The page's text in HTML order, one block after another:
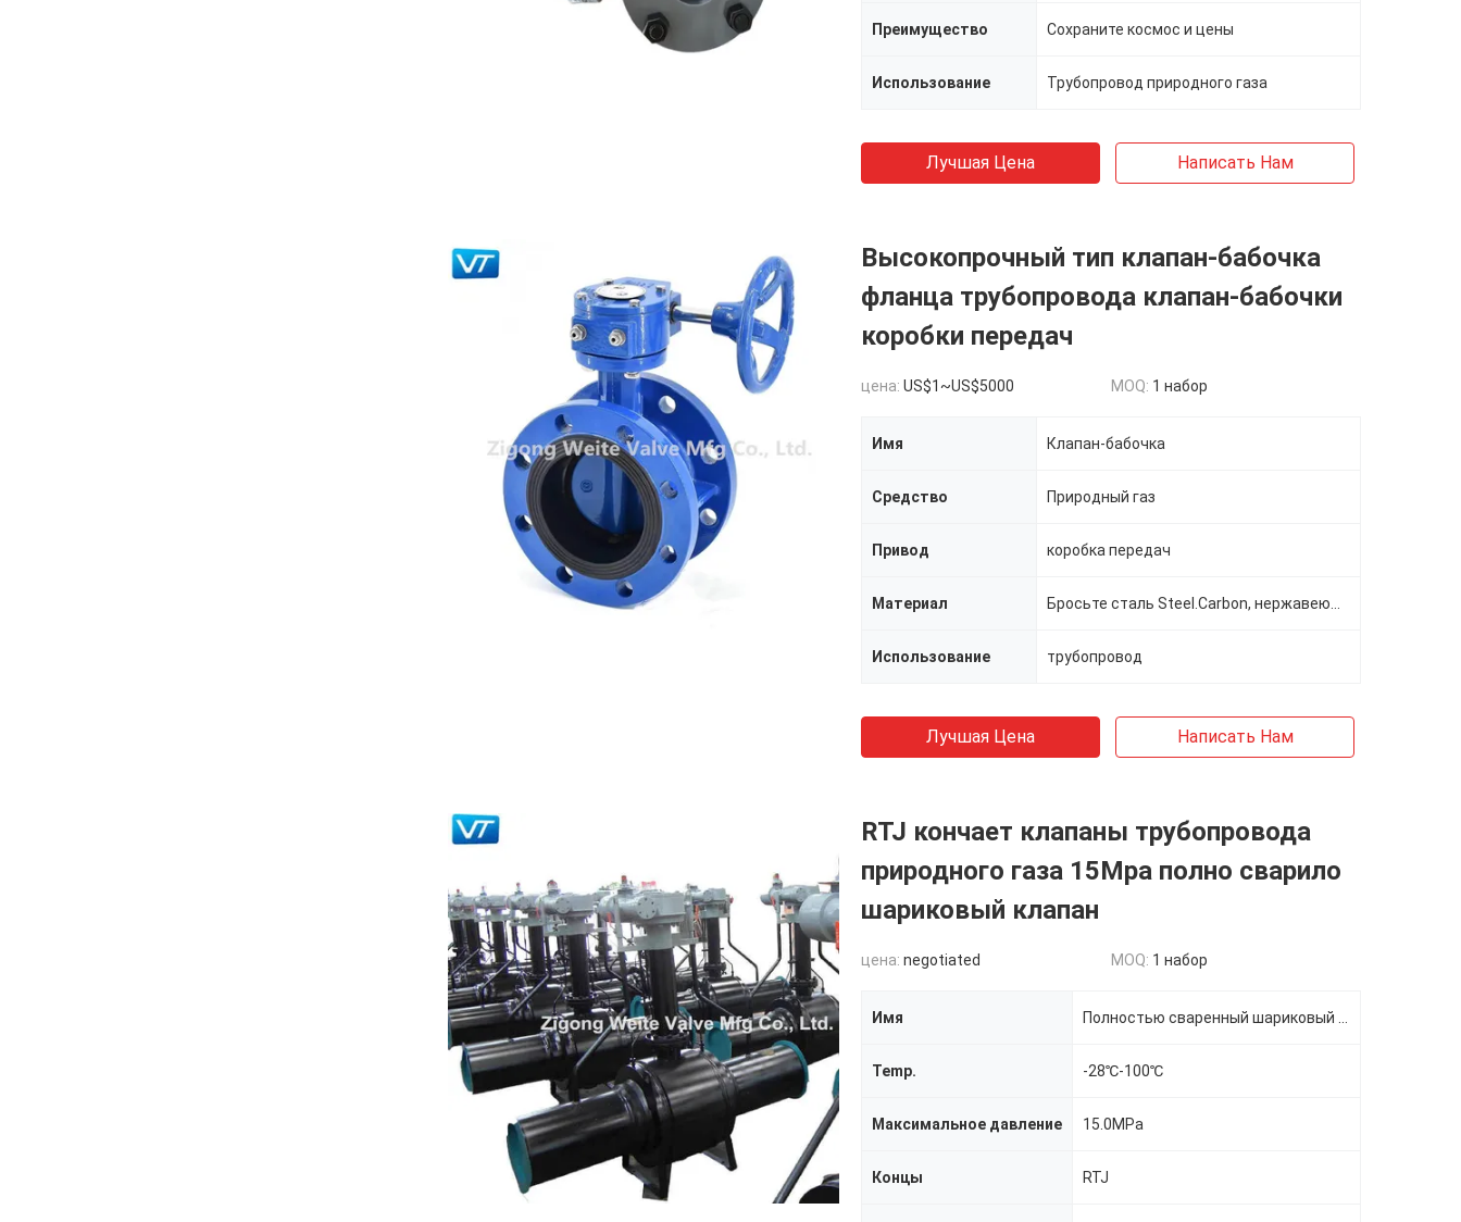
Преимущество Сохраните космос и цены
Использование Трубопровод природного газа
Лучшая Цена Написать Нам
Высокопрочный тип клапан-бабочка
фланца трубопровода клапан-бабочки
коробки передач
цена: US$1~US$5000 MOQ: 1 набор
Имя Клапан-бабочка
Средство Природный газ
Привод коробка передач
Материал
Использование трубопровод
Лучшая Цена Написать Нам
RTJ кончает клапаны трубопровода
природного газа 15Mpa полно сварило
шариковый клапан
цена: negotiated MOQ: 1 набор
Имя
Temp. -28℃-100℃
Максимальное давление 15.0MPa
Концы RTJ